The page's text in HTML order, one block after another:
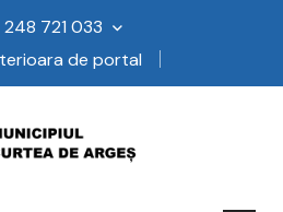
721 033
de portal